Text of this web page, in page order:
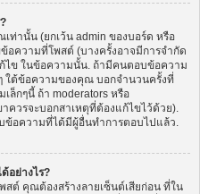
านั้น (ยกเว้น admin ของบอร์ด หรือ
อความที่โพสต์ (บางครั้งอาจมีการจำกัด
ไข ในข้อความนั้น. ถ้ามีคนตอบข้อความ
ใต้ข้อความของคุณ บอกจำนวนครั้งที่
ล็กๆนี้ ถ้า moderators หรือ
ควรจะบอกสาเหตุที่ต้องแก้ไขไว้ด้วย).
ข้อความที่ได้มีผู้อื่นทำการตอบไปแล้ว.
อย่างไร?
ต์ คุณต้องสร้างลายเซ็นต์เสียก่อน ที่ใน